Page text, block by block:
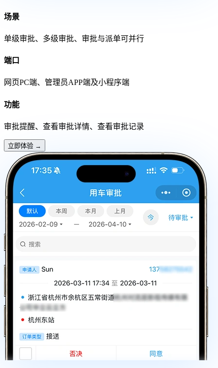
场景
单级审批、多级审批、审批与派单可并行
端口
网页PC端、管理员APP端及小程序端
功能
审批提醒、查看审批详情、查看审批记录
立即体验 →